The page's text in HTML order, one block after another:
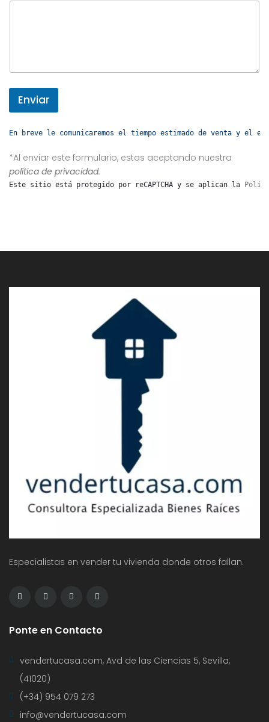
Enviar
En breve le comunicaremos el tiempo estimado de venta y el
*Al enviar este formulario, estas aceptando nuestra
política de privacidad.
Este sitio está protegido por reCAPTCHA y se aplican la
Especialistas en vender tu vivienda donde otros fallan.
Ponte en Contacto
vendertucasa.com, Avd de las Ciencias 5, Sevilla,
(41020)
(+34) 954 079 273
info@vendertucasa.com